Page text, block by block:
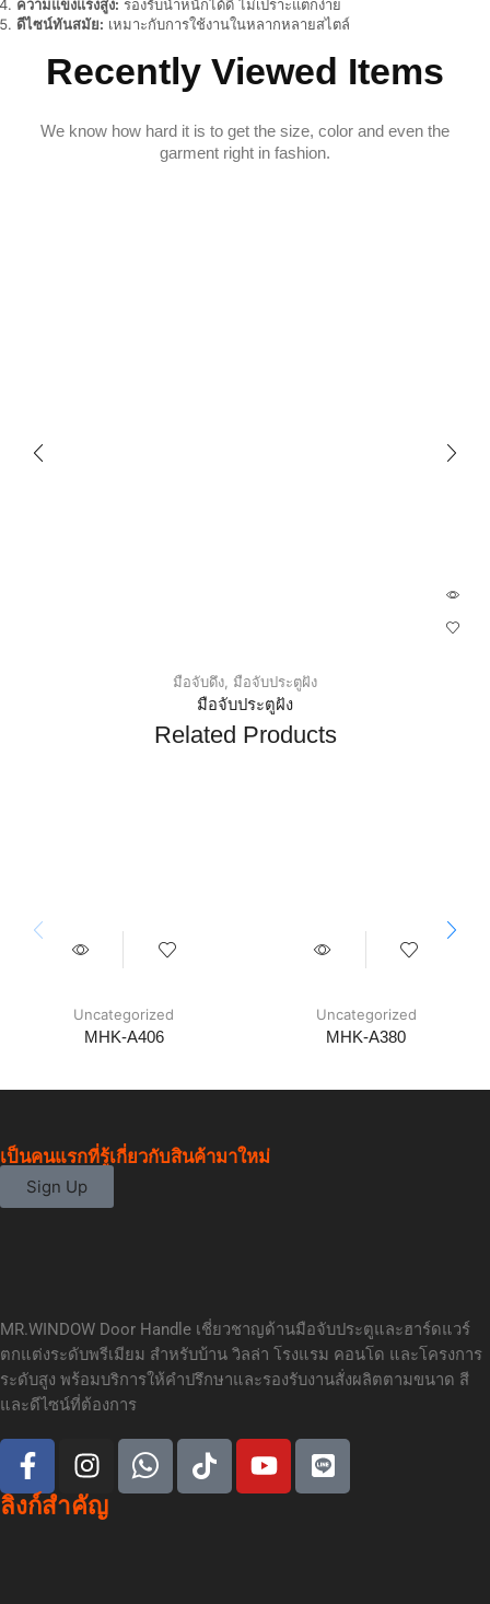
ความแข็งแรงสูง: รองรับน้ำหนักได้ดี ไม่เปราะแตกง่าย
ดีไซน์ทันสมัย: เหมาะกับการใช้งานในหลากหลายสไตล์
Recently Viewed Items
We know how hard it is to get the size, color and even the
garment right in fashion.
มือจับดึง มือจับประตูฝัง
มือจับประตูฝัง
Related Products
Uncategorized
MHK-A406
Uncategorized
MHK-A380
เป็นคนแรกที่รู้เกี่ยวกับสินค้ามาใหม่
Sign Up
MR.WINDOW Door Handle เชี่ยวชาญด้านมือจับประตูและฮาร์ดแวร์
ตกแต่งระดับพรีเมียม สำหรับบ้าน วิลล่า โรงแรม คอนโด และโครงการ
ระดับสูง พร้อมบริการให้คำปรึกษาและรองรับงานสั่งผลิตตามขนาด สี
และดีไซน์ที่ต้องการ
ลิงก์สำคัญ